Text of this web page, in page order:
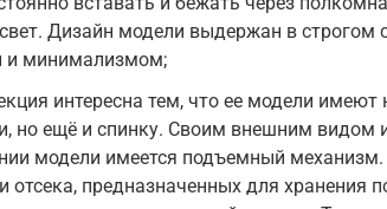
Дизайн модели выдержан в строгом
и минимализмом;
интересна тем, что ее модели имеют
но ещё и спинку. Своим внешним видом
модели имеется подъемный
отсека, предназначенных для хранения